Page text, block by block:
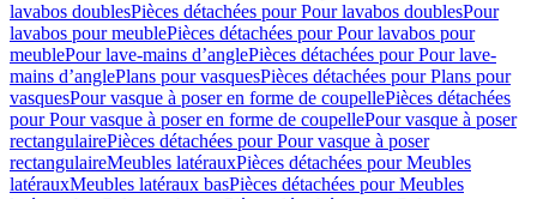
lavabos doublesPièces détachées pour Pour lavabos doublesPour
lavabos pour meublePièces détachées pour Pour lavabos pour
meublePour lave-mains d’anglePièces détachées pour Pour lave-
mains d’anglePlans pour vasquesPièces détachées pour Plans pour
vasquesPour vasque à poser en forme de coupellePièces détachées
pour Pour vasque à poser en forme de coupellePour vasque à poser
rectangulairePièces détachées pour Pour vasque à poser
rectangulaireMeubles latérauxPièces détachées pour Meubles
latérauxMeubles latéraux basPièces détachées pour Meubles